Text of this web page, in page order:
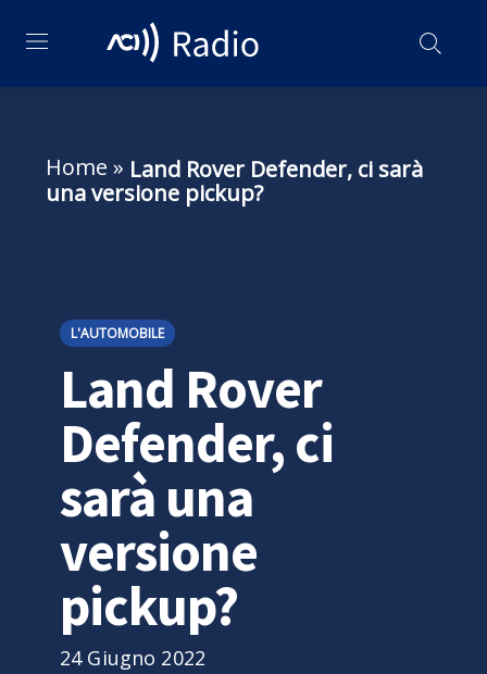
Home » Land Rover Defender, ci sarà
una versione pickup?
L'AUTOMOBILE
Land Rover
Defender, ci
sarà una
versione
pickup?
24 Giugno 2022